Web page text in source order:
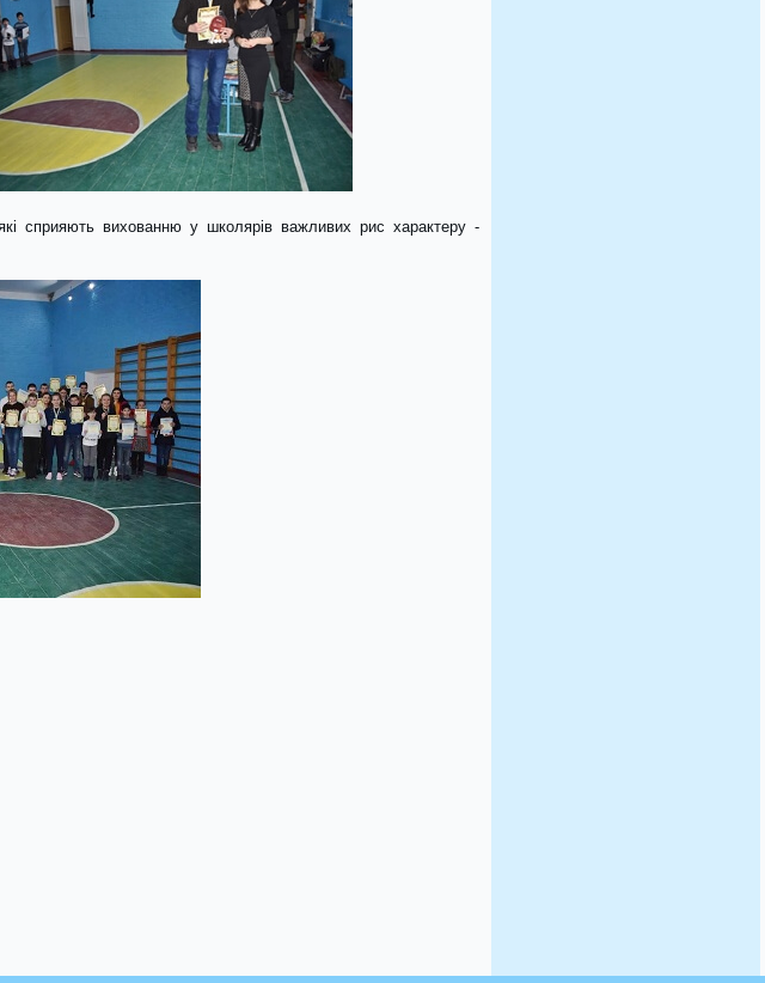
сприяють вихованню у школярів важливих рис характеру -